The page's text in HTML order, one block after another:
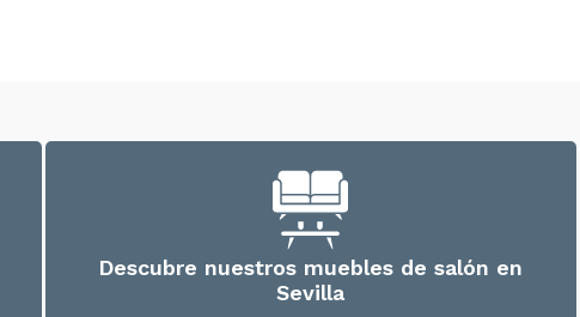
Descubre nuestros muebles de salón en
Sevilla